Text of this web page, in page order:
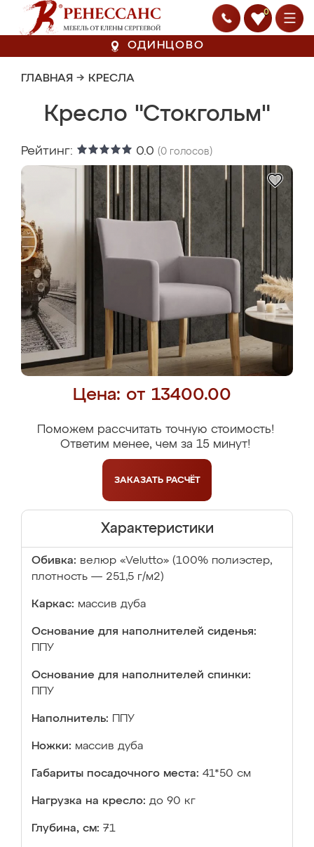
0
ОДИНЦОВО
ГЛАВНАЯ → КРЕСЛА
Кресло "Стокгольм"
Рейтинг: 0.0 (0 голосов)
Цена: от 13400.00
Поможем рассчитать точную стоимость!
Ответим менее, чем за 15 минут!
ЗАКАЗАТЬ РАСЧЁТ
Характеристики
Обивка: велюр «Velutto» (100% полиэстер,
плотность — 251,5 г/м2)
Каркас: массив дуба
Основание для наполнителей сиденья:
ППУ
Основание для наполнителей спинки:
ППУ
Наполнитель: ППУ
Ножки: массив дуба
Габариты посадочного места: 41*50 см
Нагрузка на кресло: до 90 кг
Глубина, см: 71